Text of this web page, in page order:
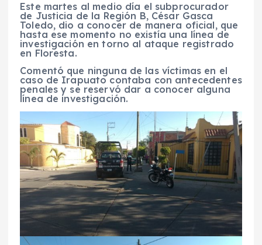
Este martes al medio día el subprocurador
de Justicia de la Región B, César Gasca
Toledo, dio a conocer de manera oficial, que
hasta ese momento no existía una línea de
investigación en torno al ataque registrado
en Floresta.
Comentó que ninguna de las víctimas en el
caso de Irapuato contaba con antecedentes
penales y se reservó dar a conocer alguna
línea de investigación.